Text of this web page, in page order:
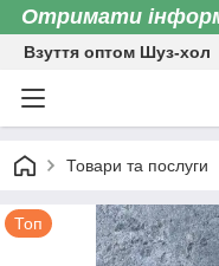
Отримати
Взуття оптом Шуз-хол
Товари та послуги
Топ